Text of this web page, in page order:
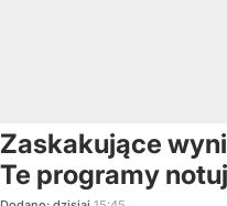
Zaskakujące
Te programy